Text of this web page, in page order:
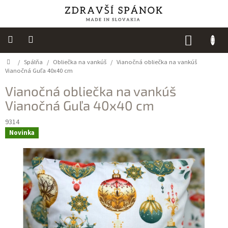
Výpredaj
Spálňa
Sedacie
vaky
Detská
Kuchyňa
Domov
/ Spálňa / Obliečka na vankúš / Vianočná obliečka na vankúš
Vianočná Guľa 40x40 cm
Vianočná obliečka na vankúš
Vianočná Guľa 40x40 cm
9314
Novinka